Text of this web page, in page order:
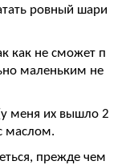
ровный шари
как не сможет п
маленьким не
меня их вышло 2
маслом.
прежде чем